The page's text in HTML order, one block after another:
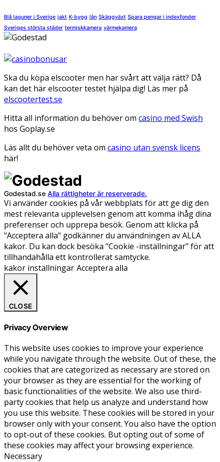
Blå laguner i Sverige jakt K-bygg lån Skäggväxt Spara pengar i indexfonder
Sveriges största städer termiskkamera värmekamera
Ska du köpa elscooter men har svårt att välja rätt? Då
kan det här elscooter testet hjälpa dig! Läs mer på
elscootertest.se
Hitta all information du behöver om casino med Swish
hos Goplay.se
Läs allt du behöver veta om casino utan svensk licens
här!
Godestad.se Alla rättigheter är reserverade.
Vi använder cookies på vår webbplats för att ge dig den
mest relevanta upplevelsen genom att komma ihåg dina
preferenser och upprepa besök. Genom att klicka på
"Acceptera alla" godkänner du användningen av ALLA
kakor. Du kan dock besöka "Cookie -inställningar" för att
tillhandahålla ett kontrollerat samtycke.
kakor inställningar Acceptera alla
CLOSE
Privacy Overview
This website uses cookies to improve your experience
while you navigate through the website. Out of these, the
cookies that are categorized as necessary are stored on
your browser as they are essential for the working of
basic functionalities of the website. We also use third-
party cookies that help us analyze and understand how
you use this website. These cookies will be stored in your
browser only with your consent. You also have the option
to opt-out of these cookies. But opting out of some of
these cookies may affect your browsing experience.
Necessary